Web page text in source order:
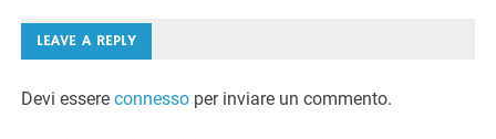
articoli
LEAVE A REPLY
Devi essereconnesso per inviare un commento.